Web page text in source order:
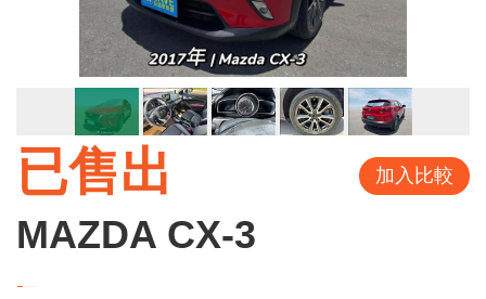
已售出 加入比較
MAZDA CX-3